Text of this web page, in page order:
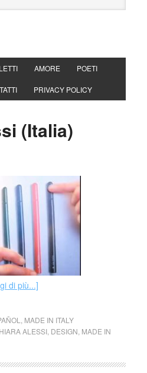
AMORE POETI
PRIVACY POLICY
(Italia)
di più...]
MADE IN ITALY
ALESSI, DESIGN MADE IN